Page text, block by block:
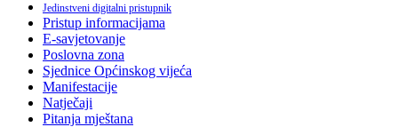
Jedinstveni digitalni pristupnik
Pristup informacijama
E-savjetovanje
Poslovna zona
Sjednice Općinskog vijeća
Manifestacije
Natječaji
Pitanja mještana